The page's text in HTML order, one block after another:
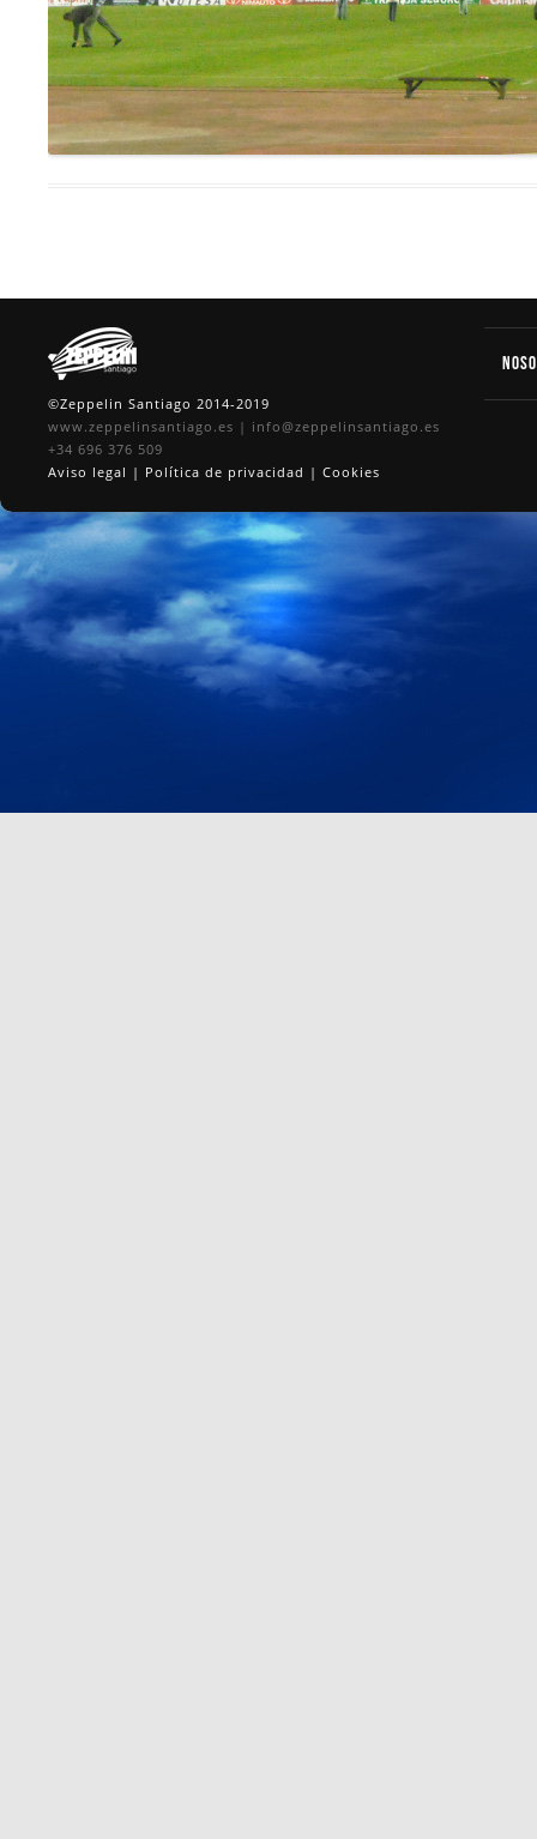
©Zeppelin Santiago 2014-2019
www.zeppelinsantiago.es | info@zeppelinsantiago.es
+34 696 376 509
Aviso legal | Política de privacidad | Cookies